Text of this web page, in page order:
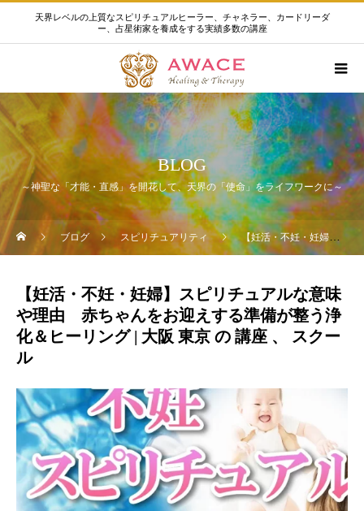
天界レベルの上質なスピリチュアルヒーラー、チャネラー、カードリーダ
ー、占星術家を養成をする実績多数の講座
BLOG
～神聖な「才能・直感」を開花して、天界の「使命」をライフワークに～
ブログ スピリチュアリティ 【妊活・不妊・妊婦】スピリチュアルな意味や理由 赤ちゃんをお迎えする準備が整う浄化＆ヒーリング | 大阪 東京 の 講座 、 スクール
【妊活・不妊・妊婦】スピリチュアルな意味
や理由 赤ちゃんをお迎えする準備が整う浄
化＆ヒーリング | 大阪 東京 の 講座 、 スクー
ル